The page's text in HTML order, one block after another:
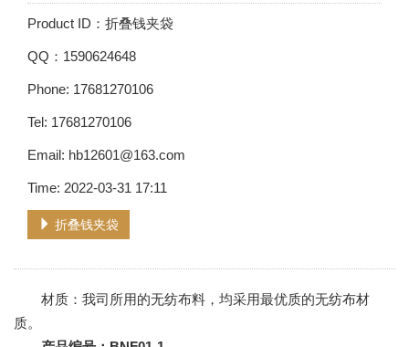
Product ID：折叠钱夹袋
QQ：1590624648
Phone: 17681270106
Tel: 17681270106
Email: hb12601@163.com
Time: 2022-03-31 17:11
折叠钱夹袋
材质：我司所用的无纺布料，均采用最优质的无纺布材
质。